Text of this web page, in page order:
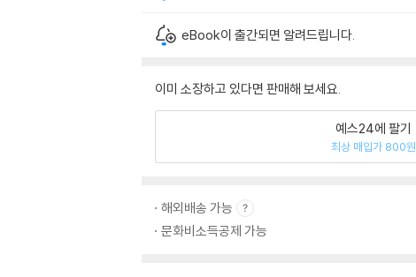
eBook이 출간되면 알려드립니다.
이미 소장하고 있다면 판매해 보세요.
예스24에 팔기
최상 매입가 800원
해외배송 가능
문화비소득공제 가능